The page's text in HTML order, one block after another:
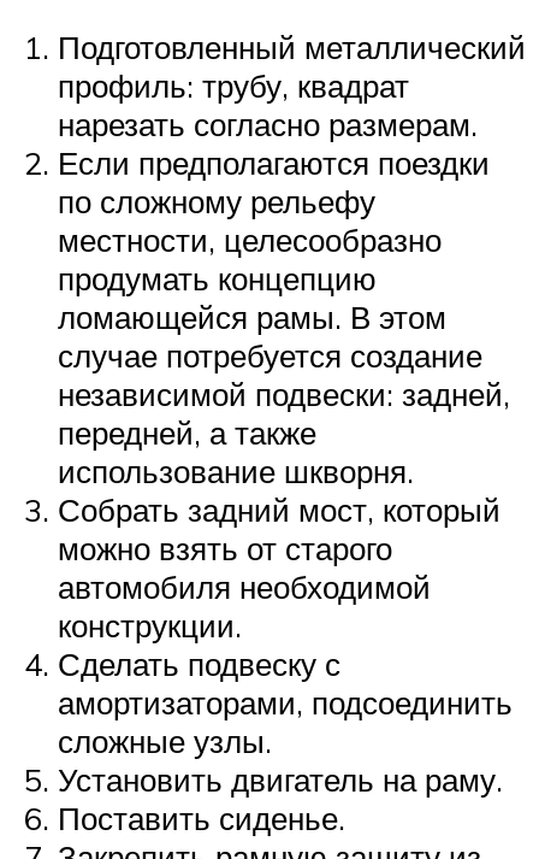
Подготовленный металлический
профиль: трубу, квадрат
нарезать согласно размерам.
Если предполагаются поездки
по сложному рельефу
местности, целесообразно
продумать концепцию
ломающейся рамы. В этом
случае потребуется создание
независимой подвески: задней,
передней, а также
использование шкворня.
Собрать задний мост, который
можно взять от старого
автомобиля необходимой
конструкции.
Сделать подвеску с
амортизаторами, подсоединить
сложные узлы.
Установить двигатель на раму.
Поставить сиденье.